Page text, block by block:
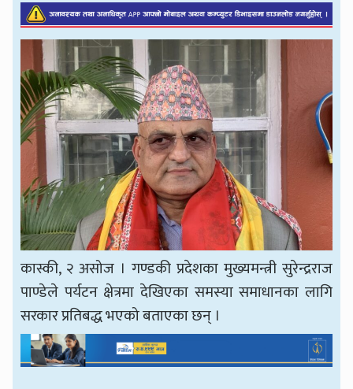
कास्की, २ असोज । गण्डकी प्रदेशका मुख्यमन्त्री सुरेन्द्रराज
पाण्डेले पर्यटन क्षेत्रमा देखिएका समस्या समाधानका लागि
सरकार प्रतिबद्ध भएको बताएका छन् ।